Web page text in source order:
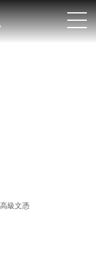
級文憑